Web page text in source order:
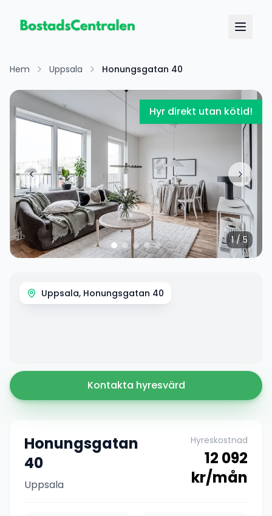
Hem Uppsala Honungsgatan 40
Hyr direkt utan kötid!
1/5
Uppsala, Honungsgatan 40
Kontakta hyresvärd
Honungsgatan
40
Uppsala
Hyreskostnad
12 092
kr/mån